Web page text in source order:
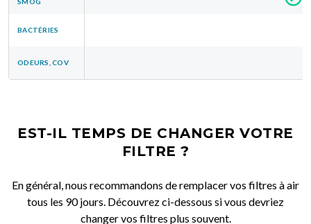
BACTÉRIES
ODEURS, COV
EST-IL TEMPS DE CHANGER VOTRE
FILTRE ?
En général, nous recommandons de remplacer vos filtres à air
tous les 90 jours. Découvrez ci-dessous si vous devriez
changer vos filtres plus souvent.